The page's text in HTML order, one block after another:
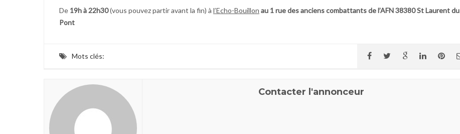
De 19h à 22h30(vous pouvez partir avant la fin) à l’Echo-Bouillon au 1 rue des anciens combattants de l’AFN 38380 St Laurent du
Pont
Mots clés:
Contacter l'annonceur